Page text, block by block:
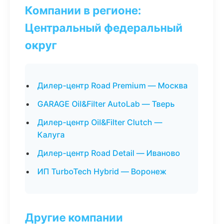
Компании в регионе:
Центральный федеральный
округ
Дилер-центр Road Premium — Москва
GARAGE Oil&Filter AutoLab — Тверь
Дилер-центр Oil&Filter Clutch —
Калуга
Дилер-центр Road Detail — Иваново
ИП TurboTech Hybrid — Воронеж
Другие компании